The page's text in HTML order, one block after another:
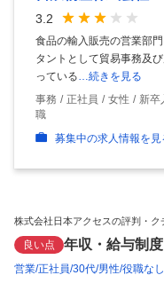
3.2
食品の輸入販売の営業部
タントとして貿易事務及
っている …続きを見る
事務
正社員 女性 新卒
職
募集中の求人情報を見
株式会社日本アクセスの評判・ク
良い点 年収・給与制
営業 正社員 30代 男性 役職なし